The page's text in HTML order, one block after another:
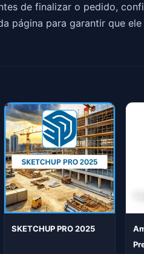
de finalizar o pedido,
página para garantir que
SKETCHUP PRO 2025